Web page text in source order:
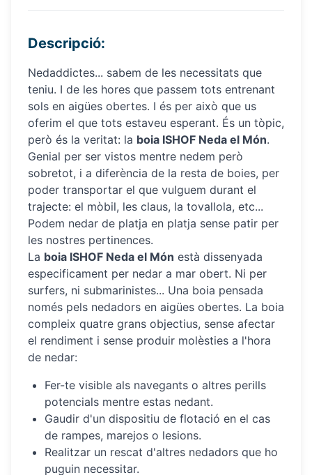
Descripció:
Nedaddictes... sabem de les necessitats que
teniu. I de les hores que passem tots entrenant
sols en aigües obertes. I és per això que us
oferim el que tots estaveu esperant. És un tòpic,
però és la veritat: la boia ISHOF Neda el Món.
Genial per ser vistos mentre nedem però
sobretot, i a diferència de la resta de boies, per
poder transportar el que vulguem durant el
trajecte: el mòbil, les claus, la tovallola, etc...
Podem nedar de platja en platja sense patir per
les nostres pertinences.
La boia ISHOF Neda el Món està dissenyada
especificament per nedar a mar obert. Ni per
surfers, ni submarinistes... Una boia pensada
només pels nedadors en aigües obertes. La boia
compleix quatre grans objectius, sense afectar
el rendiment i sense produir molèsties a l'hora
de nedar:
Fer-te visible als navegants o altres perills
potencials mentre estas nedant.
Gaudir d'un dispositiu de flotació en el cas
de rampes, marejos o lesions.
Realitzar un rescat d'altres nedadors que ho
puguin necessitar.